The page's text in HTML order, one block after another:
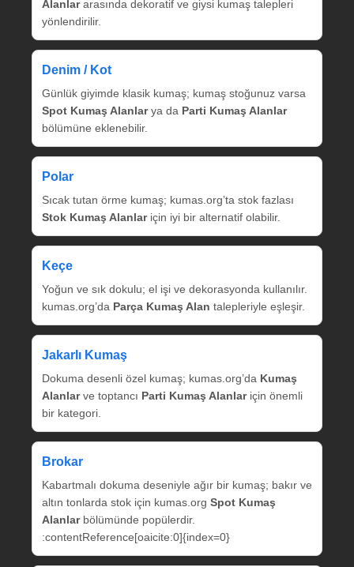
Alanlararasında dekoratif ve giysi kumaş talepleri
yönlendirilir.
Denim / Kot
Günlük giyimde klasik kumaş; kumaş stoğunuz varsa
Spot Kumaş Alanlarya da Parti Kumaş Alanlar
bölümüne eklenebilir.
Polar
Sıcak tutan örme kumaş; kumas.org’ta stok fazlası
Stok Kumaş Alanlariçin iyi bir alternatif olabilir.
Keçe
Yoğun ve sık dokulu; el işi ve dekorasyonda kullanılır.
kumas.org’da Parça Kumaş Alan talepleriyle eşleşir.
Jakarlı Kumaş
Dokuma desenli özel kumaş; kumas.org’da Kumaş
Alanlarve toptancı Parti Kumaş Alanlariçin önemli
bir kategori.
Brokar
Kabartmalı dokuma deseniyle ağır bir kumaş; bakır ve
altın tonlarda stok için kumas.org Spot Kumaş
Alanlarbölümünde popülerdir.
:contentReference[oaicite:0]{index=0}